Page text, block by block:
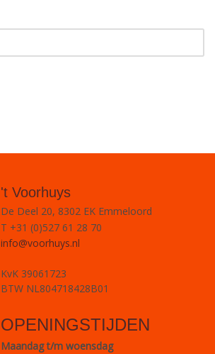
't Voorhuys
De Deel 20, 8302 EK Emmeloord
T +31 (0)527 61 28 70
info@voorhuys.nl
KvK 39061723
BTW NL804718428B01
OPENINGSTIJDEN
Maandag t/m woensdag